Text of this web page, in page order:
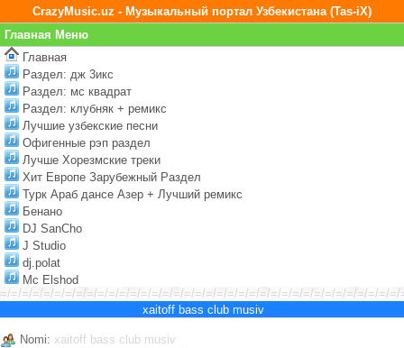
CrazyMusic.uz - Музыкальный портал Узбекистана (Tas-iX)
Главная Меню
Главная
Раздел: дж 3икс
Раздел: мс квадрат
Раздел: клубняк + ремикс
Лучшие узбекские песни
Офигенные рэп раздел
Лучше Хорезмские треки
Хит Европе Зарубежный Раздел
Турк Араб дансе Азер + Лучший ремикс
Бенано
DJ SanCho
J Studio
dj.polat
Mc Elshod
=/=/=/=/=/=/=/=/=/=/=/=/=/=/=/=/=/=/=/=/=/=/=/=/=/=/=/=/=/=/=/=/=/=/=/=/=/
xaitoff bass club musiv
Nomi: xaitoff bass club musiv